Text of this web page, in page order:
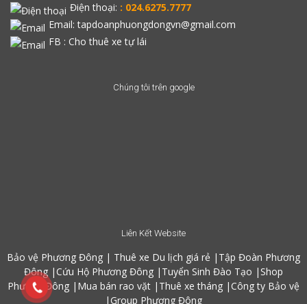
Điện thoại: : 024.6275.7777
Email: tapdoanphuongdongvn@gmail.com
FB : Cho thuê xe tự lái
Chúng tôi trên google
Liên Kết Website
Bảo vệ Phương Đông | Thuê xe Du lịch giá rẻ | Tập Đoàn Phương
Đông |Cứu Hộ Phương Đông | Tuyển Sinh Đào Tạo | Shop
Phương Đông | Mua bán rao vặt | Thuê xe tháng |Công ty Bảo vệ
| Group Phương Đông